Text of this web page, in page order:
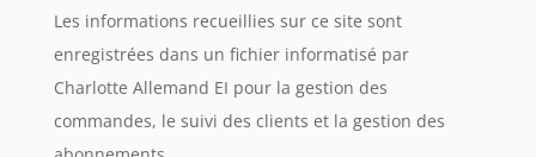
Les informations recueillies sur ce site sont
enregistrées dans un fichier informatisé par
Charlotte Allemand EI pour la gestion des
commandes, le suivi des clients et la gestion des